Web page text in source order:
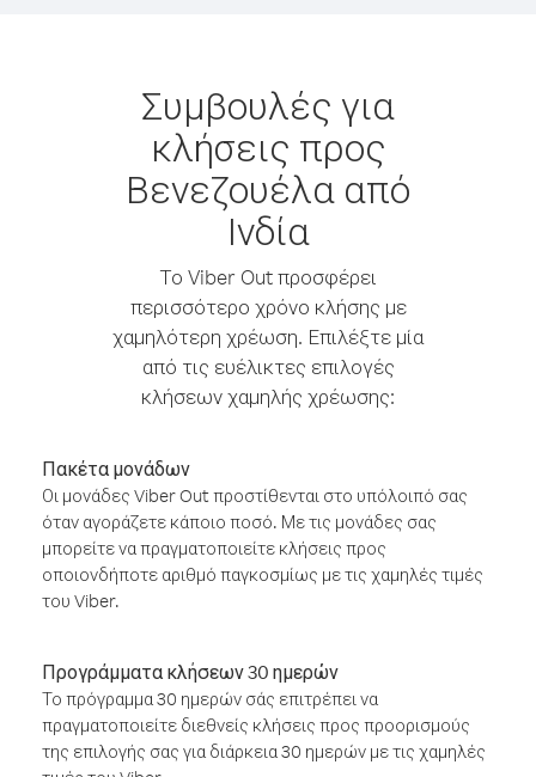
Συμβουλές για
κλήσεις προς
Βενεζουέλα από
Ινδία
Το Viber Out προσφέρει
περισσότερο χρόνο κλήσης με
χαμηλότερη χρέωση. Επιλέξτε μία
από τις ευέλικτες επιλογές
κλήσεων χαμηλής χρέωσης:
Πακέτα μονάδων
Οι μονάδες Viber Out προστίθενται στο υπόλοιπό σας
όταν αγοράζετε κάποιο ποσό. Με τις μονάδες σας
μπορείτε να πραγματοποιείτε κλήσεις προς
οποιονδήποτε αριθμό παγκοσμίως με τις χαμηλές τιμές
του Viber.
Προγράμματα κλήσεων 30 ημερών
Το πρόγραμμα 30 ημερών σάς επιτρέπει να
πραγματοποιείτε διεθνείς κλήσεις προς προορισμούς
της επιλογής σας για διάρκεια 30 ημερών με τις χαμηλές